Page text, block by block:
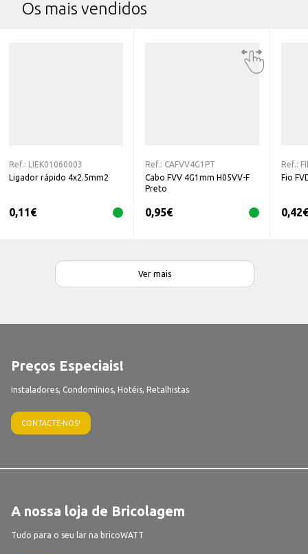
Os mais vendidos
Ref.:
LIEK01060003
Ligador rápido 4x2.5mm2
0,11€
Ref.: CAFVV4G1PT
Cabo FVV 4G1mm H05VV-F
Preto
0,95€
Ref.:
Fio
0,42€
Ver mais
Preços Especiais!
Instaladores, Condomínios, Hotéis, Retalhistas
CONTACTE-NOS!
A nossa loja de Bricolagem
Tudo para o seu lar na bricoWATT